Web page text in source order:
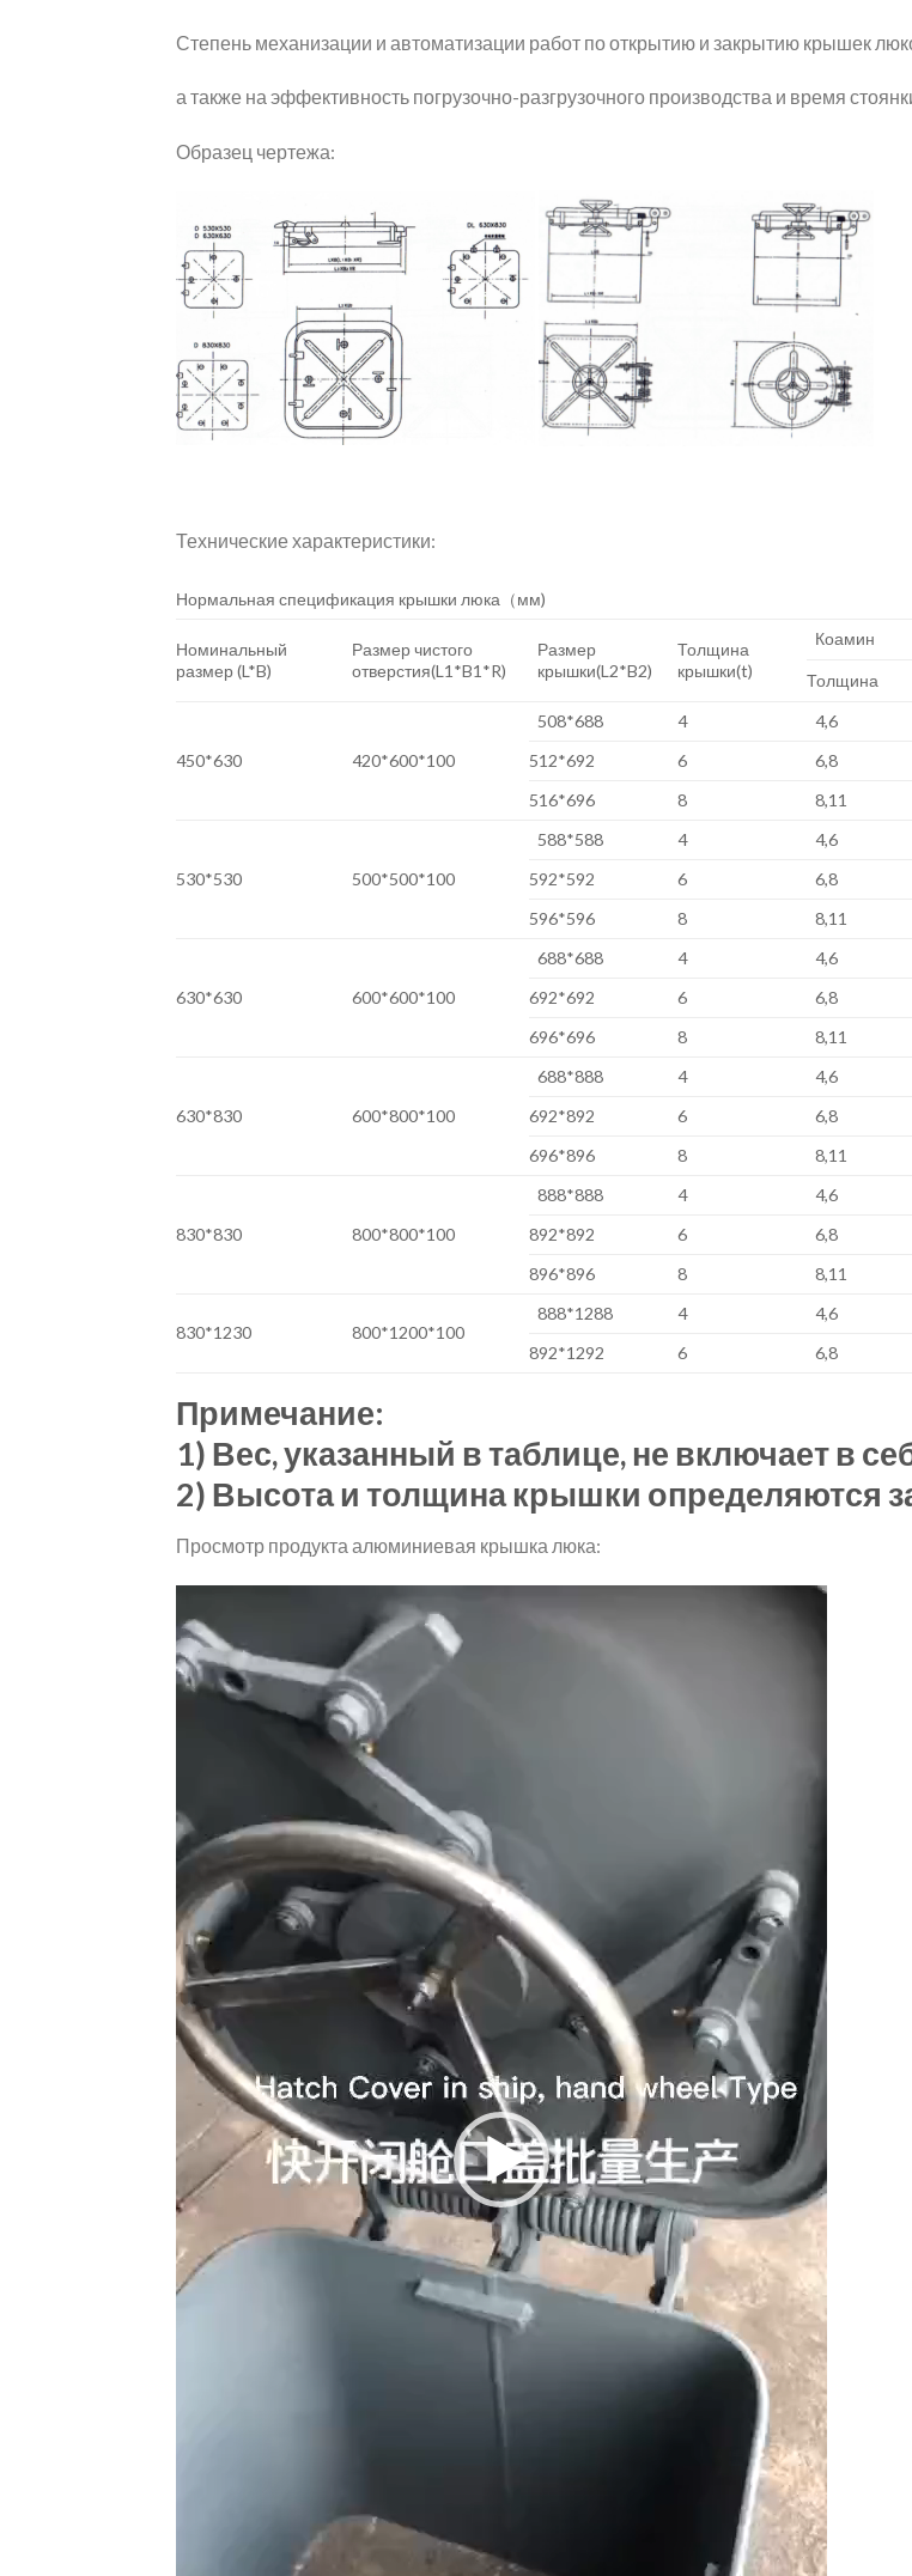
Степень механизации и автоматизации работ по открытию и закрытию крышек
а также на эффективность погрузочно-разгрузочного производства и время
Образец чертежа:
Технические характеристики:
Нормальная спецификация крышки люка（мм)
Номинальный
размер (L*B)
Размер чистого
отверстия(L1*B1*R)
Размер
крышки(L2*B2)
Толщина
крышки(t)
Коамин
Толщина
450*630 420*600*100
508*688 4 4,6
512*692
6 6,8
516*696
8 8,11
530*530 500*500*100
588*588 4 4,6
592*592
6 6,8
596*596
8 8,11
630*630 600*600*100
688*688 4 4,6
692*692
6 6,8
696*696
8 8,11
630*830 600*800*100
688*888 4 4,6
692*892
6 6,8
696*896
8 8,11
830*830 800*800*100
888*888 4
4,6
892*892
6 6,8
896*896
8 8,11
830*1230 800*1200*100
888*1288 4
4,6
892*1292
6 6,8
Примечание:
1) Вес, указанный в таблице, не включает в
2) Высота и толщина крышки определяются
Просмотр продукта алюминиевая крышка люка:
Player